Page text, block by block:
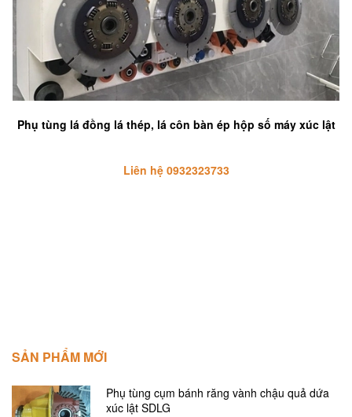
Phụ tùng lá đồng lá thép, lá côn bàn ép hộp số máy xúc lật
Liên hệ 0932323733
SẢN PHẨM MỚI
Phụ tùng cụm bánh răng vành chậu quả dứa
xúc lật SDLG